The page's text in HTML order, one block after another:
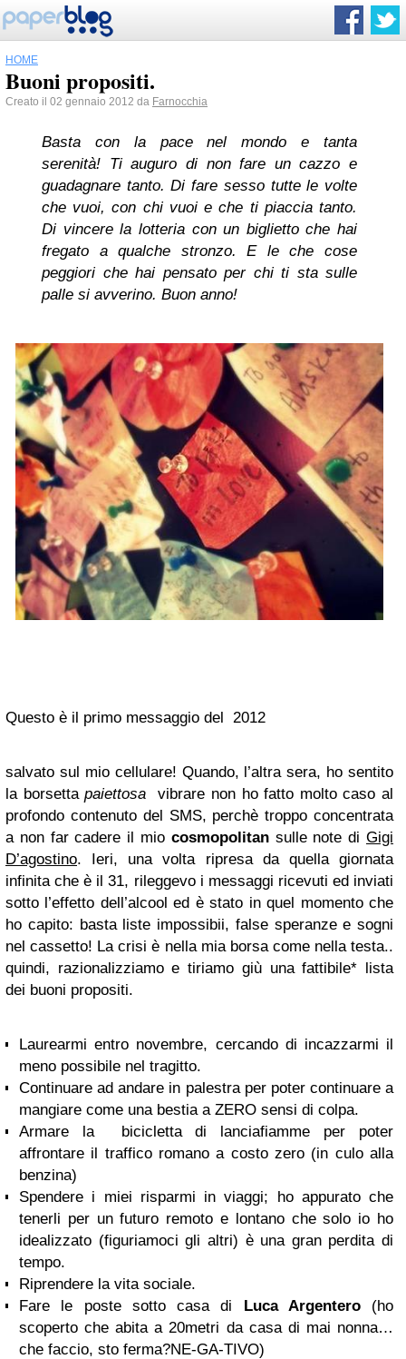
HOME
Buoni propositi.
Creato il 02 gennaio 2012 da Farnocchia
Basta con la pace nel mondo e tanta
serenità! Ti auguro di non fare un cazzo e
guadagnare tanto. Di fare sesso tutte le volte
che vuoi, con chi vuoi e che ti piaccia tanto.
Di vincere la lotteria con un biglietto che hai
fregato a qualche stronzo. E le che cose
peggiori che hai pensato per chi ti sta sulle
palle si avverino. Buon anno!
Questo è il primo messaggio del 2012
salvato sul mio cellulare! Quando, l’altra sera, ho sentito
la borsettapaiettosa vibrare non ho fatto molto caso al
profondo contenuto del SMS, perchè troppo concentrata
a non far cadere il mio cosmopolitansulle note diGigi
D’agostino. Ieri, una volta ripresa da quella giornata
infinita che è il 31, rileggevo i messaggi ricevuti ed inviati
sotto l’effetto dell’alcool ed è stato in quel momento che
ho capito: basta liste impossibii, false speranze e sogni
nel cassetto! La crisi è nella mia borsa come nella testa..
quindi, razionalizziamo e tiriamo giù una fattibile* lista
dei buoni propositi.
Laurearmi entro novembre, cercando di incazzarmi il
meno possibile nel tragitto.
Continuare ad andare in palestra per poter continuare a
mangiare come una bestia a ZERO sensi di colpa.
Armare la bicicletta di lanciafiamme per poter
affrontare il traffico romano a costo zero (in culo alla
benzina)
Spendere i miei risparmi in viaggi; ho appurato che
tenerli per un futuro remoto e lontano che solo io ho
idealizzato (figuriamoci gli altri) è una gran perdita di
tempo.
Riprendere la vita sociale.
Fare le poste sotto casa di Luca Argentero(ho
scoperto che abita a 20metri da casa di mai nonna…
che faccio, sto ferma?NE-GA-TIVO)